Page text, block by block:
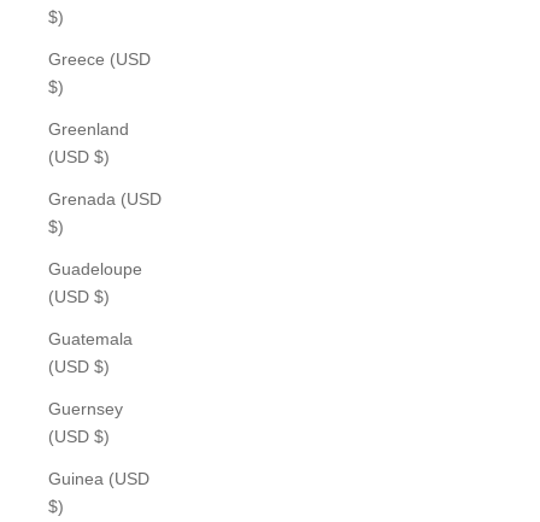
$)
Greece (USD
$)
Greenland
(USD $)
Grenada (USD
$)
Guadeloupe
(USD $)
Guatemala
(USD $)
Guernsey
(USD $)
Guinea (USD
$)